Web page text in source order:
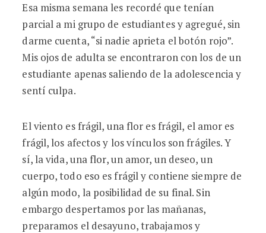
Esa misma semana les recordé que tenían
parcial a mi grupo de estudiantes y agregué, sin
darme cuenta, “si nadie aprieta el botón rojo”.
Mis ojos de adulta se encontraron con los de un
estudiante apenas saliendo de la adolescencia y
sentí culpa.
El viento es frágil, una flor es frágil, el amor es
frágil, los afectos y los vínculos son frágiles. Y
sí, la vida, una flor, un amor, un deseo, un
cuerpo, todo eso es frágil y contiene siempre de
algún modo, la posibilidad de su final. Sin
embargo despertamos por las mañanas,
preparamos el desayuno, trabajamos y